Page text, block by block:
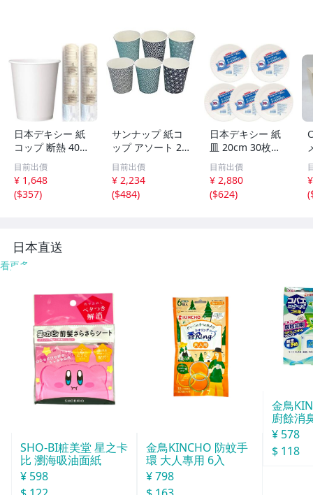
日本デキシー 紙
コップ 断熱 402
ml 12オンス ホワ
イト 50個入×2 耐
熱 光沢のある表
面加工 使い捨て
目前出價
¥ 1,648
($357)
サンナップ 紙コ
ップ アソート 20
5ml 100個入×2セ
ット 口径7.26×高
さ7.93×底径5.15
cm 和柄 地紋 紙
目前出價
¥ 2,234
($484)
日本デキシー 紙
皿 20cm 30枚入×
5 使い捨て 日本
製 エコノウエア
KFL308EW
目前出價
¥ 2,880
($624)
(
日本直送
看更多
SHO-BI粧美堂 星之卡
比 瀏海吸油面紙
¥ 598
金鳥KINCHO 防蚊手
環 大人專用 6入
¥ 798
金鳥
廚餘消
分
¥ 578
$ 118